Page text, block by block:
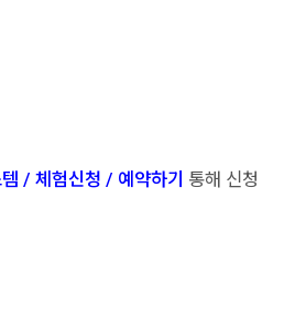
/ 체험신청 / 예약하기 통해 신청